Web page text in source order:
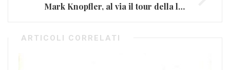
Mark Knopfler, al via il tour della leggenda del rock
ARTICOLI CORRELATI